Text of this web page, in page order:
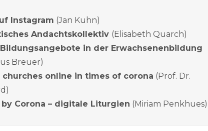
Instagram (Jan Kuhn)
Andachtskollektiv (Elisabeth Quarch)
in der Erwachsenenbildung
Breuer)
churches online in times of corona (Prof. Dr.
Corona – digitale Liturgien (Miriam Penkhues)